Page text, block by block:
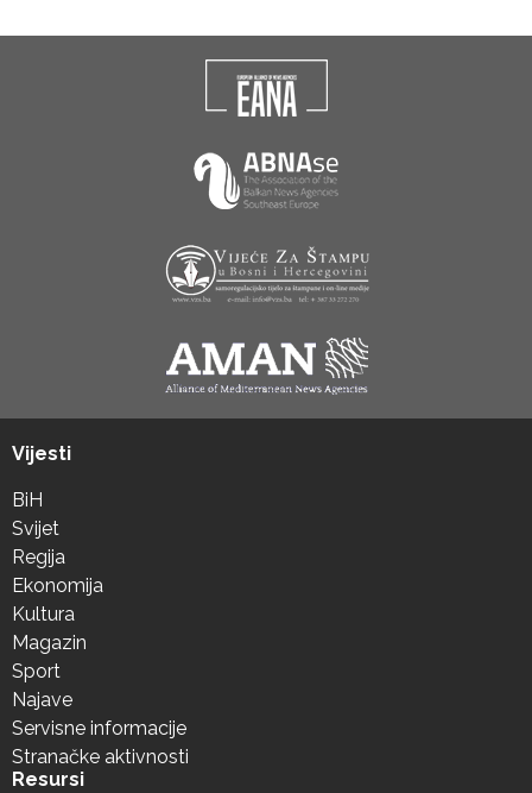
Vijesti
BiH
Svijet
Regija
Ekonomija
Kultura
Magazin
Sport
Najave
Servisne informacije
Stranačke aktivnosti
Resursi